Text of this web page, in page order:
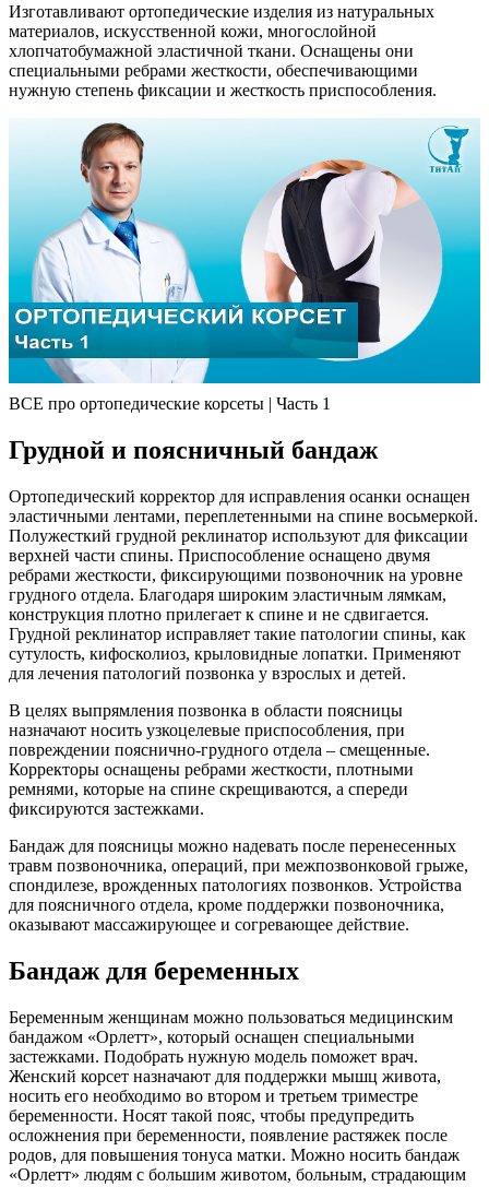
Изготавливают ортопедические изделия из натуральных
материалов, искусственной кожи, многослойной
хлопчатобумажной эластичной ткани. Оснащены они
специальными ребрами жесткости, обеспечивающими
нужную степень фиксации и жесткость приспособления.
ВСЕ про ортопедические корсеты | Часть 1
Грудной и поясничный бандаж
Ортопедический корректор для исправления осанки оснащен
эластичными лентами, переплетенными на спине восьмеркой.
Полужесткий грудной реклинатор используют для фиксации
верхней части спины. Приспособление оснащено двумя
ребрами жесткости, фиксирующими позвоночник на уровне
грудного отдела. Благодаря широким эластичным лямкам,
конструкция плотно прилегает к спине и не сдвигается.
Грудной реклинатор исправляет такие патологии спины, как
сутулость, кифосколиоз, крыловидные лопатки. Применяют
для лечения патологий позвонка у взрослых и детей.
В целях выпрямления позвонка в области поясницы
назначают носить узкоцелевые приспособления, при
повреждении пояснично-грудного отдела – смещенные.
Корректоры оснащены ребрами жесткости, плотными
ремнями, которые на спине скрещиваются, а спереди
фиксируются застежками.
Бандаж для поясницы можно надевать после перенесенных
травм позвоночника, операций, при межпозвонковой грыже,
спондилезе, врожденных патологиях позвонков. Устройства
для поясничного отдела, кроме поддержки позвоночника,
оказывают массажирующее и согревающее действие.
Бандаж для беременных
Беременным женщинам можно пользоваться медицинским
бандажом «Орлетт», который оснащен специальными
застежками. Подобрать нужную модель поможет врач.
Женский корсет назначают для поддержки мышц живота,
носить его необходимо во втором и третьем триместре
беременности. Носят такой пояс, чтобы предупредить
осложнения при беременности, появление растяжек после
родов, для повышения тонуса матки. Можно носить бандаж
«Орлетт» людям с большим животом, больным, страдающим